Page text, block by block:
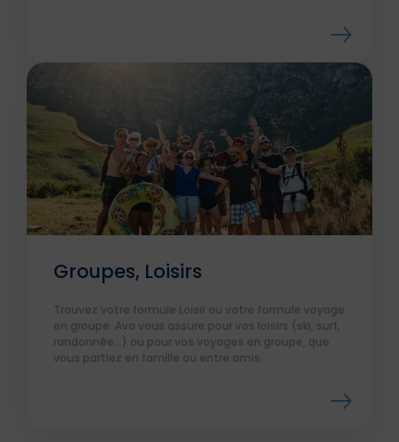
Groupes, Loisirs
Trouvez votre formule Loisir ou votre formule voyage
en groupe. Ava vous assure pour vos loisirs (ski, surf,
randonnée…) ou pour vos voyages en groupe, que
vous partiez en famille ou entre amis.